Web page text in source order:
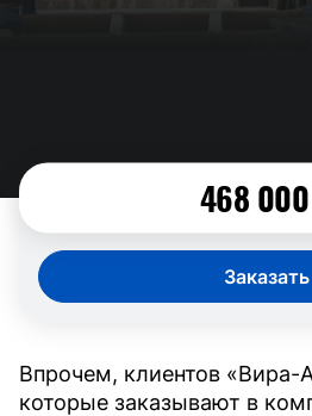
468 000
Заказать
Впрочем, клиентов «Вира-
которые заказывают в